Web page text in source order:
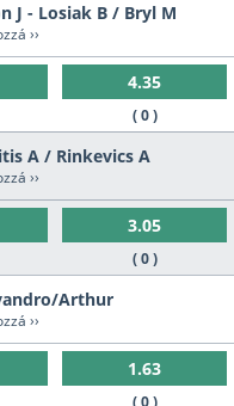
J - Losiak B / Bryl M
››
4.35
( 0 )
A / Rinkevics A
››
3.05
( 0 )
Arthur
››
1.63
( 0 )